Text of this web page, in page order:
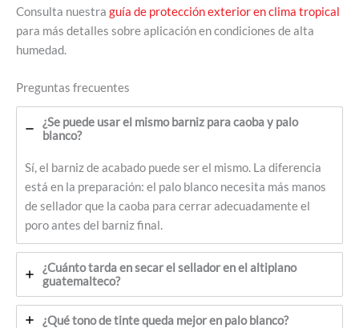
Consulta nuestra guía de protección exterior en clima tropical
para más detalles sobre aplicación en condiciones de alta
humedad.
Preguntas frecuentes
¿Se puede usar el mismo barniz para caoba y palo
blanco?
Sí, el barniz de acabado puede ser el mismo. La diferencia
está en la preparación: el palo blanco necesita más manos
de sellador que la caoba para cerrar adecuadamente el
poro antes del barniz final.
¿Cuánto tarda en secar el sellador en el altiplano
guatemalteco?
¿Qué tono de tinte queda mejor en palo blanco?